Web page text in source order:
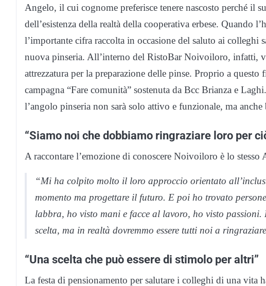
Angelo, il cui cognome preferisce tenere nascosto perché il
dell’esistenza della realtà della cooperativa erbese. Quando
l’importante cifra raccolta in occasione del saluto ai colleghi
nuova pinseria. All’interno del RistoBar Noivoiloro, infatti,
attrezzatura per la preparazione delle pinse. Proprio a
campagna “Fare comunità” sostenuta da Bcc Brianza e
l’angolo pinseria non sarà solo attivo e funzionale, ma
“Siamo noi che dobbiamo ringraziare loro per
A raccontare l’emozione di conoscere Noivoiloro è lo stesso
“Mi ha colpito molto il loro approccio orientato
momento ma progettare il futuro. E poi ho trovato
labbra, ho visto mani e facce al lavoro, ho visto
scelta, ma in realtà dovremmo essere tutti noi a
“Una scelta che può essere di stimolo per altri”
La festa di pensionamento per salutare i colleghi di una vita